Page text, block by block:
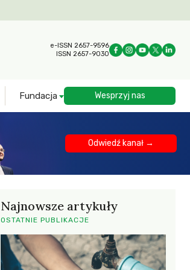
e-ISSN 2657-9596
ISSN 2657-9030
Fundacja Wesprzyj nas
Odwiedź kanał →
Najnowsze artykuły
OSTATNIE PUBLIKACJE